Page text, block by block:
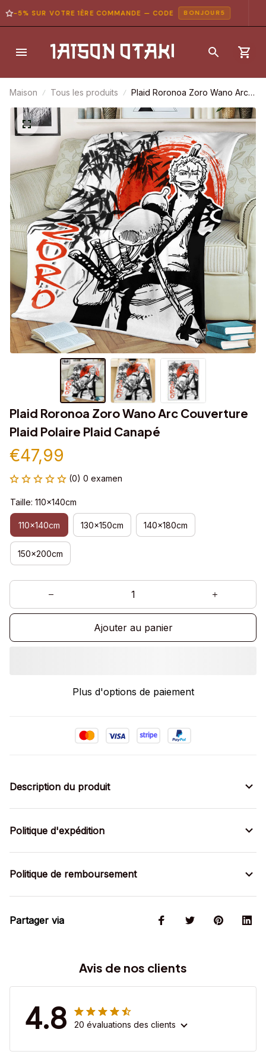
-5% SUR VOTRE 1ÈRE COMMANDE — CODE BONJOUR5
Maison Tous les produits
Plaid Roronoa Zoro Wano Arc
Couverture Plaid Polaire Plaid
Canapé
Plaid Roronoa Zoro Wano Arc Couverture
Plaid Polaire Plaid Canapé
€47,99
(0) 0 examen
Taille: 110x140cm
110x140cm 130x150cm 140x180cm
150x200cm
Ajouter au panier
Plus d'options de paiement
Description du produit
Politique d'expédition
Politique de remboursement
Partager via
Avis de nos clients
4.8 20 évaluations des clients